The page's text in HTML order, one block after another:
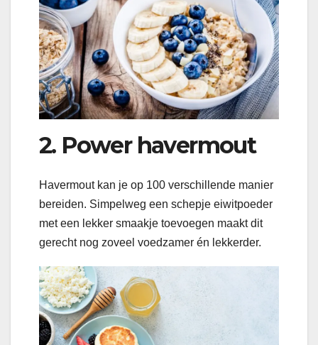
2. Power havermout
Havermout kan je op 100 verschillende manier
bereiden. Simpelweg een schepje eiwitpoeder
met een lekker smaakje toevoegen maakt dit
gerecht nog zoveel voedzamer én lekkerder.